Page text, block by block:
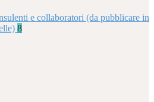
e collaboratori (da pubblicare in
8